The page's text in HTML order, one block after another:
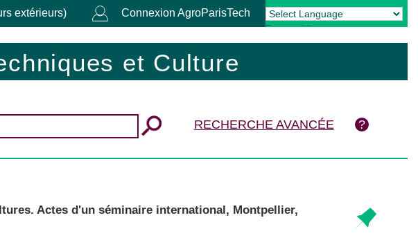
extérieurs) Connexion AgroParisTech
Powered by Translate
et Culture
RECHERCHE AVANCÉE
Actes d'un séminaire international, Montpellier,